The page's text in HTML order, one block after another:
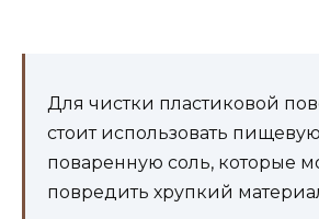
Для чистки пластиковой
стоит использовать
поваренную соль, которые
повредить хрупкий